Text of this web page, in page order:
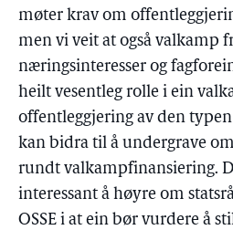
møter krav om
men vi veit at også valkamp
næringsinteresser og
heilt vesentleg rolle i ein
offentleggjering av den
kan bidra til å undergrave
rundt valkampfinansiering.
interessant å høyre om
OSSE i at ein bør vurdere å